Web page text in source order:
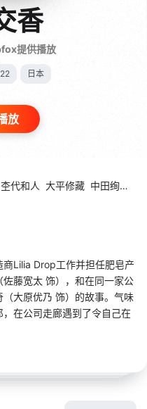
香
提供播放
日本
放
杢代和人 大平修藏 中田绚千
Lilia Drop工作并担任肥皂产
藤宽太 饰），和在同一家公
大原优乃 饰）的故事。气味
在公司走廊遇到了令自己在